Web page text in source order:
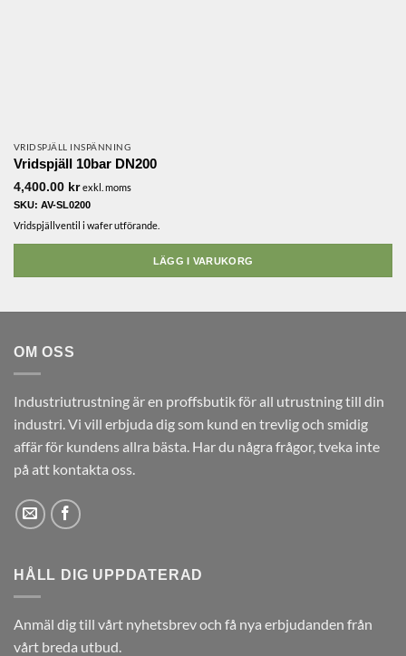
VRIDSPJÄLL INSPÄNNING
Vridspjäll 10bar DN200
4,400.00 kr exkl. moms
SKU: AV-SL0200
Vridspjällventil i wafer utförande.
LÄGG I VARUKORG
OM OSS
Industriutrustning är en proffsbutik för all utrustning till din
industri. Vi vill erbjuda dig som kund en trevlig och smidig
affär för kundens allra bästa. Har du några frågor, tveka inte
på att kontakta oss.
HÅLL DIG UPPDATERAD
Anmäl dig till vårt nyhetsbrev och få nya erbjudanden från
vårt breda utbud.